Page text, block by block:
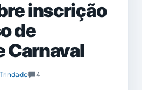
inscrição
de
Carnaval
4